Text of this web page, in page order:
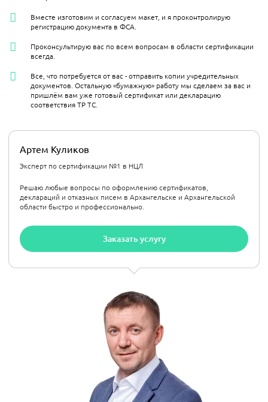
Артем Куликов
Эксперт по сертификации №1 в НЦЛ
Решаю любые вопросы по оформлению сертификатов,
деклараций и отказных писем в Архангельске и Архангельской
области быстро и профессионально.
Заказать услугу
Вместе изготовим и согласуем макет, и я проконтролирую
регистрацию документа в ФСА.
Проконсультирую вас по всем вопросам в области сертификации
всегда.
Все, что потребуется от вас - отправить копии учредительных
документов. Остальную «бумажную» работу мы сделаем за вас и
пришлём вам уже готовый сертификат или декларацию
соответствия ТР ТС.